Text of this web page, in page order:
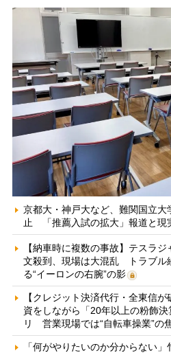
京都大・神戸大など、難関国立
止 「推薦入試の拡大」報道と現
【納車時に複数の事故】テスラ
文殺到、現場は大混乱 トラブル
る“イーロンの右腕”の影
【クレジット決済代行・全東信
資をしながら「20年以上の粉飾
リ 営業現場では“自転車操業”の
「何がやりたいのか分からない